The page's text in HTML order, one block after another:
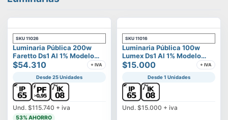
SKU 11026
Luminaria Pública 200w
Faretto Ds1 Al 1% Modelo
Calisto
$54.310 + IVA
Desde 25 Unidades
Und. $115.740 + iva
53% AHORRO
SKU 11016
Luminaria Pública 100w
Lumex Ds1 Al 1% Modelo
Vega
$15.000 + IVA
Desde 1 Unidades
Und. $15.000 + iva